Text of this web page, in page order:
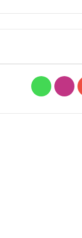
يوتيوبانستقرامواتساب